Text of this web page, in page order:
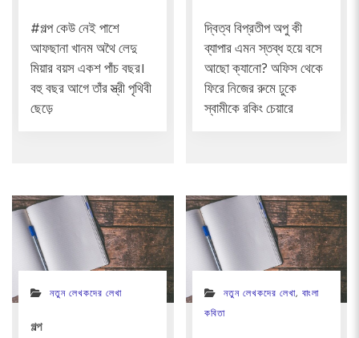
#গল্প কেউ নেই পাশে
আফছানা খানম অথৈ লেদু
মিয়ার বয়স একশ পাঁচ বছর।
বহু বছর আগে তাঁর স্ত্রী পৃথিবী
ছেড়ে
দ্বিত্ব বিপ্রতীপ অপু কী
ব্যাপার এমন স্তব্ধ হয়ে বসে
আছো ক্যানো? অফিস থেকে
ফিরে নিজের রুমে ঢুকে
স্বামীকে রকিং চেয়ারে
নতুন লেখকদের লেখা
গল্প
নতুন লেখকদের লেখা, বাংলা
কবিতা